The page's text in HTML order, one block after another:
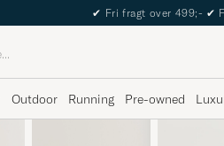
✔ Fri fragt over 499;- ✔
Outdoor Running Pre-owned